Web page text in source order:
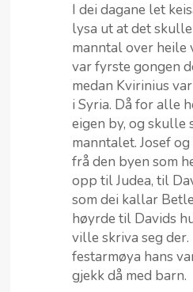
I dei dagane let
lysa ut at det
manntal over heile
var fyrste gongen
medan Kvirinius
i Syria. Då for alle
eigen by, og skulle
manntalet. Josef
frå den byen som
opp til Judea, til
som dei kallar
høyrde til Davids
ville skriva seg der.
festarmøya hans
gjekk då med barn.